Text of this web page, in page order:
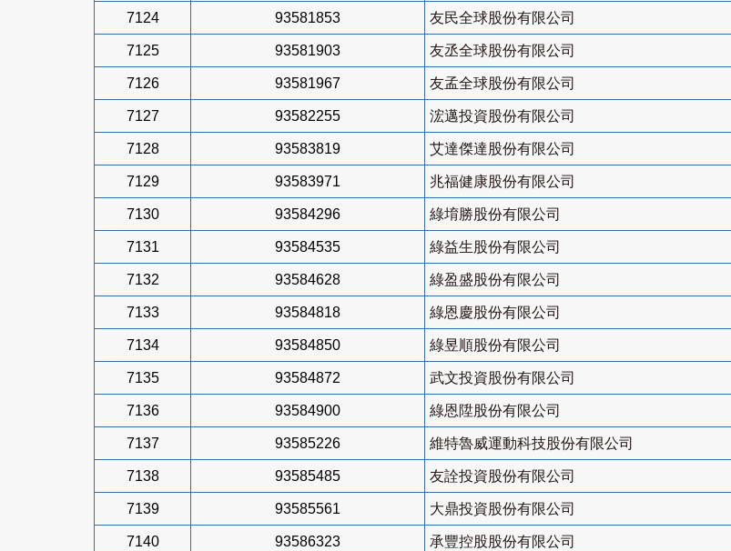
7124 93581853 友民全球股份有限公司
7125 93581903 友丞全球股份有限公司
7126 93581967 友孟全球股份有限公司
7127 93582255 浤邁投資股份有限公司
7128 93583819 艾達傑達股份有限公司
7129 93583971 兆福健康股份有限公司
7130 93584296 綠堉勝股份有限公司
7131 93584535 綠益生股份有限公司
7132 93584628 綠盈盛股份有限公司
7133 93584818 綠恩慶股份有限公司
7134 93584850 綠昱順股份有限公司
7135 93584872 武文投資股份有限公司
7136 93584900 綠恩陞股份有限公司
7137 93585226 維特魯威運動科技股份有限公司
7138 93585485 友詮投資股份有限公司
7139 93585561 大鼎投資股份有限公司
7140 93586323 承豐控股股份有限公司